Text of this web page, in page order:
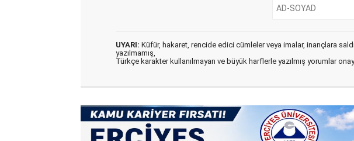
UYARI: Küfür, hakaret, rencide edici cümleler veya imalar, inançlara
yazılmamış,
Türkçe karakter kullanılmayan ve büyük harflerle yazılmış yorumlar